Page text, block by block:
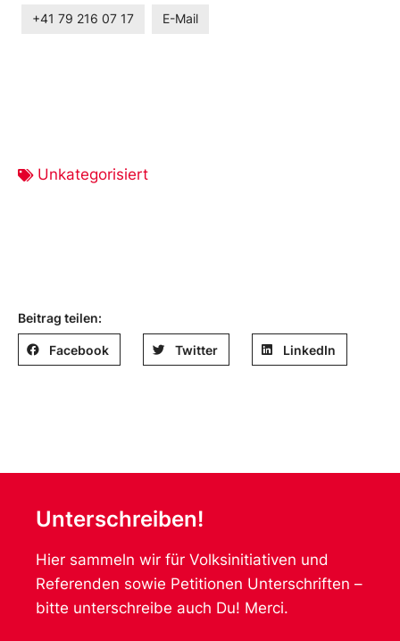
+41 79 216 07 17 E-Mail
Unkategorisiert
Beitrag teilen:
Facebook Twitter LinkedIn
Unterschreiben!
Hier sammeln wir für Volksinitiativen und
Referenden sowie Petitionen Unterschriften –
bitte unterschreibe auch Du! Merci.